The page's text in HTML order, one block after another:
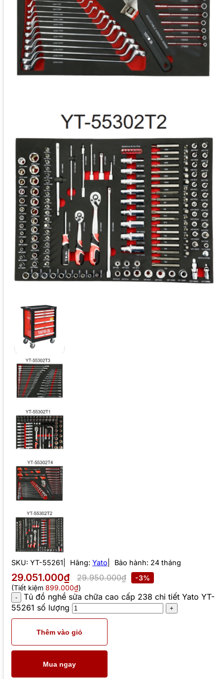
SKU: YT-55261 Hãng: Yato Bảo hành: 24 tháng
29.051.000₫ 29.950.000₫
-3%
(Tiết kiệm 899.000₫)
Tủ đồ nghề sửa chữa cao cấp 238 chi tiết Yato YT-
55261 số lượng
Thêm vào giỏ
Mua ngay